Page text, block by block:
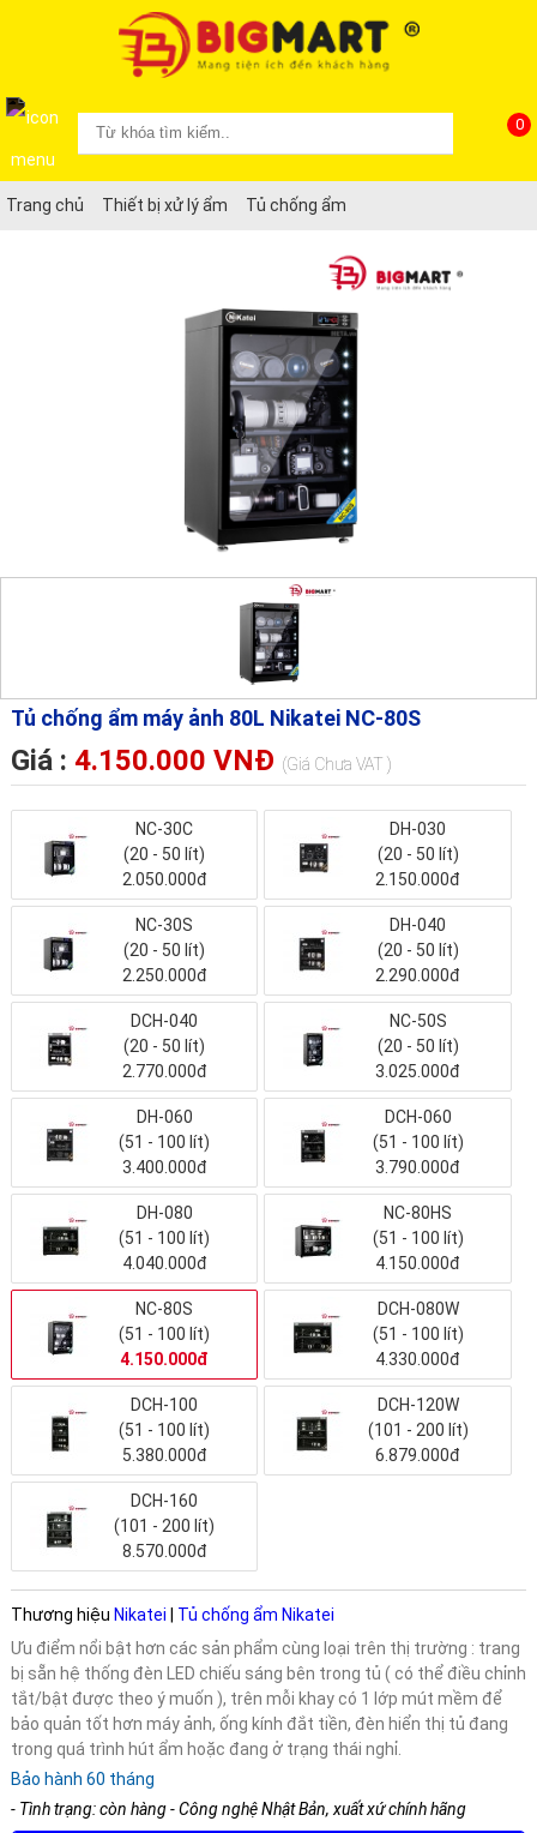
0
Trang chủ Thiết bị xử lý ẩm Tủ chống ẩm
Tủ chống ẩm máy ảnh 80L Nikatei NC-80S
Giá : 4.150.000 VNĐ (Giá Chưa VAT )
NC-30C
(20 - 50 lít)
2.050.000đ
DH-030
(20 - 50 lít)
2.150.000đ
NC-30S
(20 - 50 lít)
2.250.000đ
DH-040
(20 - 50 lít)
2.290.000đ
DCH-040
(20 - 50 lít)
2.770.000đ
NC-50S
(20 - 50 lít)
3.025.000đ
DH-060
(51 - 100 lít)
3.400.000đ
DCH-060
(51 - 100 lít)
3.790.000đ
DH-080
(51 - 100 lít)
4.040.000đ
NC-80HS
(51 - 100 lít)
4.150.000đ
NC-80S
(51 - 100 lít)
4.150.000đ
DCH-080W
(51 - 100 lít)
4.330.000đ
DCH-100
(51 - 100 lít)
5.380.000đ
DCH-120W
(101 - 200 lít)
6.879.000đ
DCH-160
(101 - 200 lít)
8.570.000đ
Thương hiệu Nikatei
Tủ chống ẩm Nikatei
Ưu điểm nổi bật hơn các sản phẩm cùng loại trên thị trường : trang
bị sẵn hệ thống đèn LED chiếu sáng bên trong tủ ( có thể điều chỉnh
tắt/bật được theo ý muốn ), trên mỗi khay có 1 lớp mút mềm để
bảo quản tốt hơn máy ảnh, ống kính đắt tiền, đèn hiển thị tủ đang
trong quá trình hút ẩm hoặc đang ở trạng thái nghỉ.
Bảo hành 60 tháng
- Tình trạng: còn hàng - Công nghệ Nhật Bản, xuất xứ chính hãng